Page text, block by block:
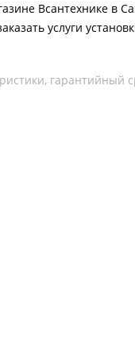
Всантехнике в
услуги
гарантийный